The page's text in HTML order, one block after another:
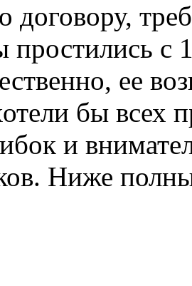
договору,
с
ее
бы всех
и
Ниже